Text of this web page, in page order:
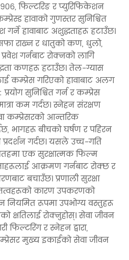
फिल्टरिङ र प्युरिफिकेशन
हावाको गुणस्तर सुनिश्चित
गर्ने हावाबाट अशुद्धताहरू हटाउँछ।
राख्न र धातुको कण, धुलो,
गर्नबाट रोक्नको लागि
कणहरू हटाउँछ। तेल-ग्यास
कम्प्रेस गरिएको हावाबाट अलग
सुनिश्चित गर्न र कम्प्रेस
कम गर्दछ। स्नेहन संरक्षण
कम्प्रेसरको आन्तरिक
भागहरू बीचको घर्षण र पहिरन
गर्दछ। यसले उच्च-गति
एक सुरक्षात्मक फिल्म
आक्रमण गर्नबाट रोक्छ र
बचाउँछ। प्रणाली सुरक्षा
तत्वहरूको कारण उपकरणको
नियमित रूपमा उपभोग्य वस्तुहरू
क्षतिलाई रोक्नुहोस्। सेवा जीवन
फिल्टरिंग र स्नेहन द्वारा,
मुख्य इकाईको सेवा जीवन